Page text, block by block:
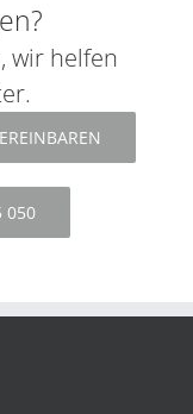
wir helfen
050